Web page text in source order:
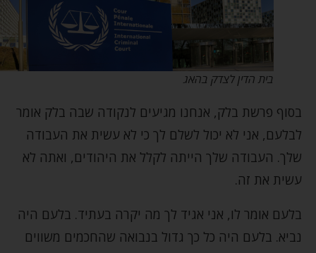
בית הדין לצדק בהאג
בסוף פרשת בלק, אנחנו מגיעים לנקודה שבה בלק אומר
לבלעם, אני לא יכול לשלם לך כי לא עשית את העבודה
שלך. העבודה שלך הייתה לקלל את היהודים, ואתה לא
עשית את זה.
בלעם אומר לו, אני אגיד לך מה יקרה בעתיד. בלעם היה
נביא. בלעם היה כל כך גדול בנבואה שהחכמים משווים